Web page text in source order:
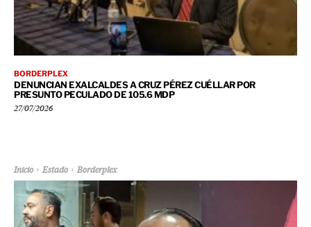
BORDERPLEX
DENUNCIAN EXALCALDES A CRUZ PÉREZ CUÉLLAR POR
PRESUNTO PECULADO DE 105.6 MDP
27/07/2026